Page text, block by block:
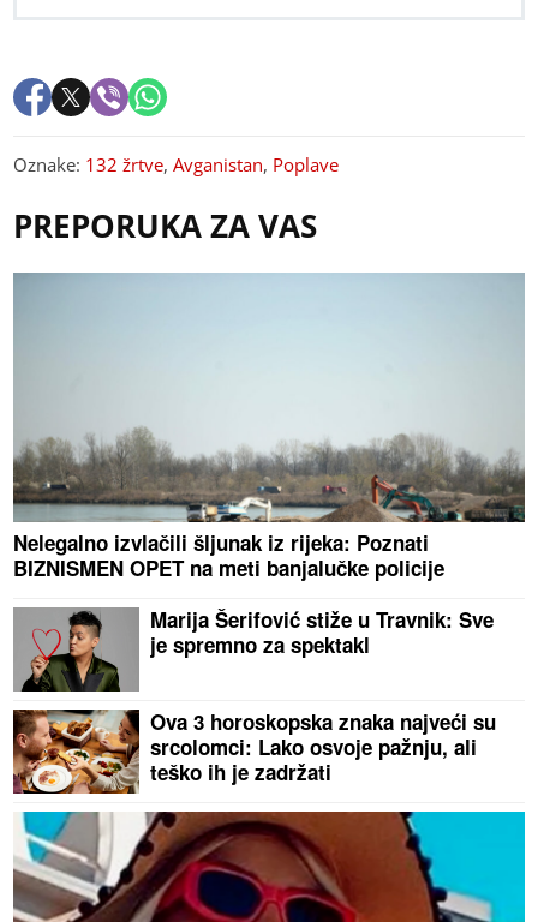
Oznake: 132 žrtve,Avganistan, Poplave
PREPORUKA ZA VAS
Nelegalno izvlačili šljunak iz rijeka: Poznati
BIZNISMEN OPET na meti banjalučke policije
Marija Šerifović stiže u Travnik: Sve
je spremno za spektakl
Ova 3 horoskopska znaka najveći su
srcolomci: Lako osvoje pažnju, ali
teško ih je zadržati